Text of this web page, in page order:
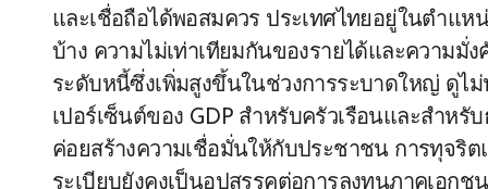
และเชื่อถือได้พอสมควร ประเทศไทยอยู่ในตำ
บ้าง ความไม่เท่าเทียมกันของรายได้และความมั่
ระดับหนี้ซึ่งเพิ่มสูงขึ้นในช่วงการระบาดใหญ่ ดู
เปอร์เซ็นต์ของ GDP สำหรับครัวเรือนและสำหรั
ค่อยสร้างความเชื่อมั่นให้กับประชาชน การทุจริ
ระเบียบยังคงเป็นอุปสรรคต่อการลงทุนภาคเอก